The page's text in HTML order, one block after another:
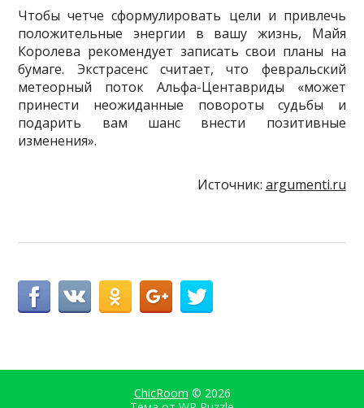
Чтобы четче сформулировать цели и привлечь
положительные энергии в вашу жизнь, Майя
Королева рекомендует записать свои планы на
бумаге. Экстрасенс считает, что февральский
метеорный поток Альфа-Центавриды «может
принести неожиданные повороты судьбы и
подарить вам шанс внести позитивные
изменения».
Источник: argumenti.ru
ChicRoom © 2026